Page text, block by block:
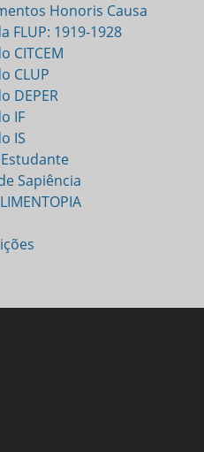
Honoris Causa
FLUP: 1919-1928
CITCEM
CLUP
DEPER
IF
IS
Sapiência